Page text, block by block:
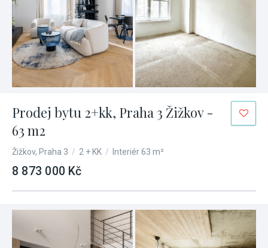
Prodej bytu 2+kk, Praha 3 Žižkov -
63 m2
Žižkov, Praha 3 / 2 + KK / Interiér 63 m²
8 873 000 Kč